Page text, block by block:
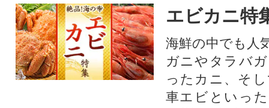
エビカニ特
海鮮の中でも人
ガニやタラバ
ったカニ、そ
車エビといっ